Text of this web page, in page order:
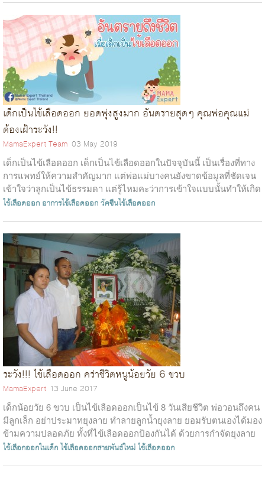
เด็กเป็นไข้เลือดออก ยอดพุ่งสูงมาก อันตรายสุดๆ คุณพ่อคุณแม่
ต้องเฝ้าระวัง!!
MamaExpert Team 03 May 2019
เด็กเป็นไข้เลือดออก เด็กเป็นไข้เลือดออกในปัจจุบันนี้ เป็นเรื่องที่ทาง
การแพทย์ให้ความสำคัญมาก แต่พ่อแม่บางคนยังขาดข้อมูลที่ชัดเจน
เข้าใจว่าลูกเป็นไข้ธรรมดา แต่รู้ไหมคะว่าการเข้าใจแบบนั้นทำให้เกิด
ผลเสี...
ไข้เลือดออก อาการไข้เลือดออกวัคซีนไข้เลือดออก
ระวัง!!! ไข้เลือดออก คร่าชีวิตหนูน้อยวัย 6 ขวบ
MamaExpert 13 June 2017
เด็กน้อยวัย 6 ขวบ เป็นไข้เลือดออกเป็นไข้ 8 วันเสียชีวิต พ่อวอนถึงคน
มีลูกเล็ก อย่าประมาทยุงลาย ทำลายลูกน้ำยุงลาย ยอมรับตนเองได้มอง
ข้ามความปลอดภัย ทั้งที่ไข้เลือดออกป้องกันได้ ด้วยการกำจัดยุงลาย
ขณะที่ง...
ไข้เลือกออกในเด็กไข้เลือดออกสายพันธ์ใหม่ไข้เลือดออก